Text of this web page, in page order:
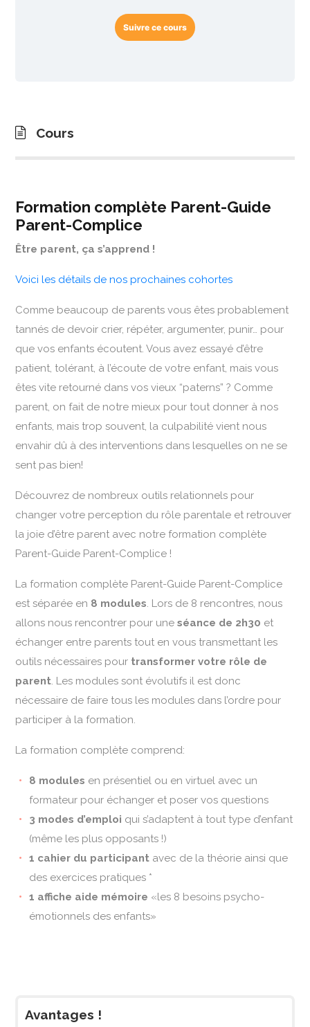
Suivre ce cours
Cours
Formation complète Parent-Guide
Parent-Complice
Être parent, ça s’apprend !
Voici les détails de nos prochaines cohortes
Comme beaucoup de parents vous êtes probablement
tannés de devoir crier, répéter, argumenter, punir… pour
que vos enfants écoutent. Vous avez essayé d’être
patient, tolérant, à l’écoute de votre enfant, mais vous
êtes vite retourné dans vos vieux “paterns” ? Comme
parent, on fait de notre mieux pour tout donner à nos
enfants, mais trop souvent, la culpabilité vient nous
envahir dû à des interventions dans lesquelles on ne se
sent pas bien!
Découvrez de nombreux outils relationnels pour
changer votre perception du rôle parentale et retrouver
la joie d’être parent avec notre formation complète
Parent-Guide Parent-Complice !
La formation complète Parent-Guide Parent-Complice
est séparée en 8 modules . Lors de 8 rencontres, nous
allons nous rencontrer pour uneséance de 2h30 et
échanger entre parents tout en vous transmettant les
outils nécessaires pour transformer votre rôle de
parent . Les modules sont évolutifs il est donc
nécessaire de faire tous les modules dans l’ordre pour
participer à la formation.
La formation complète comprend:
8 modules en présentiel ou en virtuel avec un
formateur pour échanger et poser vos questions
3 modes d’emploi qui s’adaptent à tout type d’enfant
(même les plus opposants !)
1 cahier du participant avec de la théorie ainsi que
des exercices pratiques *
1 affiche aide mémoire «les 8 besoins psycho-
émotionnels des enfants»
Avantages !